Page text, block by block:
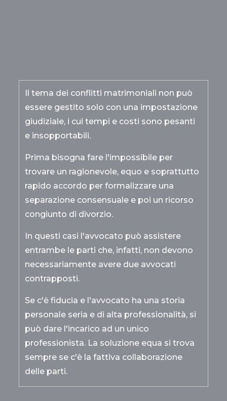
Il tema dei conflitti matrimoniali non può
essere gestito solo con una impostazione
giudiziale, i cui tempi e costi sono pesanti
e insopportabili.
Prima bisogna fare l'impossibile per
trovare un ragionevole, equo e soprattutto
rapido accordo per formalizzare una
separazione consensuale e poi un ricorso
congiunto di divorzio.
In questi casi l'avvocato può assistere
entrambe le parti che, infatti, non devono
necessariamente avere due avvocati
contrapposti.
Se c'è fiducia e l'avvocato ha una storia
personale seria e di alta professionalità, si
può dare l'incarico ad un unico
professionista. La soluzione equa si trova
sempre se c'è la fattiva collaborazione
delle parti.